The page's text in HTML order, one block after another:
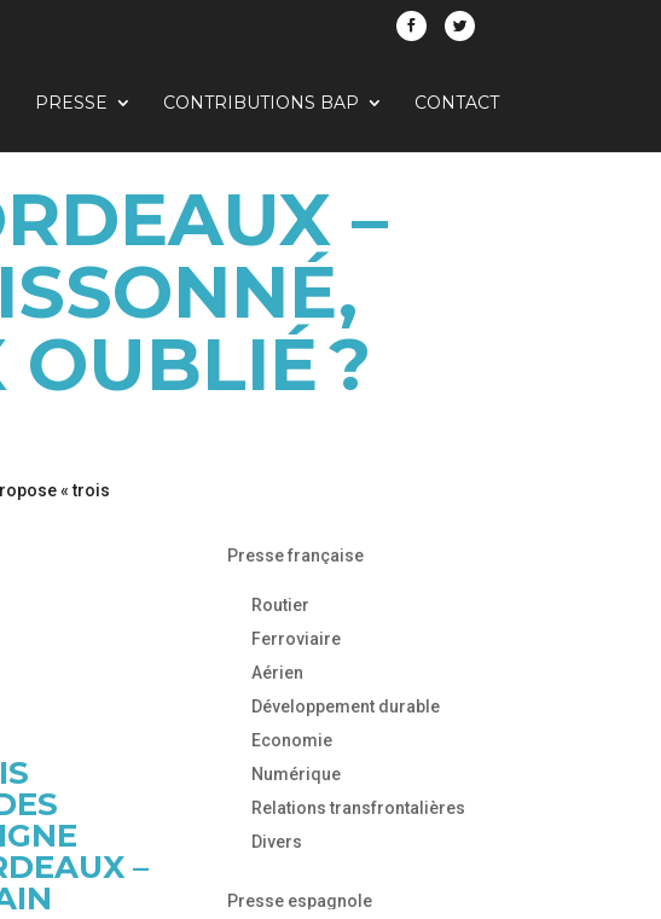
PRESSE CONTRIBUTIONS BAP CONTACT
–
?
« trois
–
Presse française
Routier
Ferroviaire
Aérien
Développement durable
Economie
Numérique
Relations transfrontalières
Divers
Presse espagnole